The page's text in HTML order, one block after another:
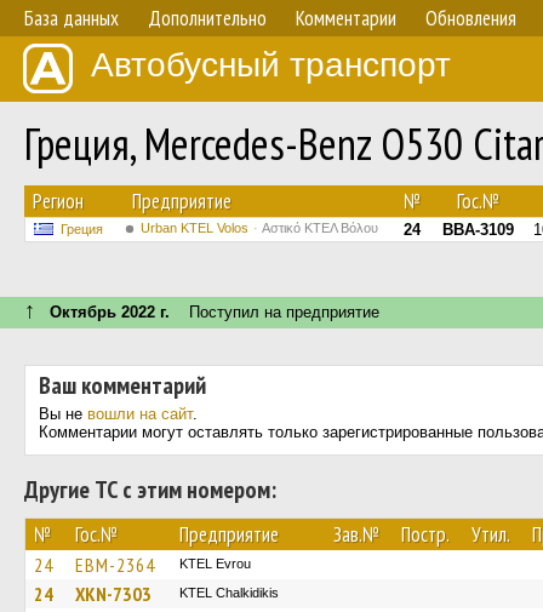
База данных Дополнительно Комментарии Обновления
Автобусный транспорт
Греция, Mercedes-Benz O530
Регион Предприятие № Гос.№
Греция Urban KTEL Volos Αστικό ΚΤΕΛ Βόλου 24 BBA-3109
↑ Октябрь 2022 г. Поступил на предприятие
Ваш комментарий
Вы не вошли на сайт.
Комментарии могут оставлять только зарегистрированные
Другие ТС с этим номером:
№ Гос.№ Предприятие Зав.№ Постр. Утил.
24 EBM-2364 KTEL Evrou
24 XKN-7303 ΚΤΕL Chalkidikis